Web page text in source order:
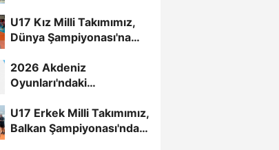
U17 Kız Milli Takımımız,
Dünya Şampiyonası'na
2026 Akdeniz
Oyunları'ndaki
U17 Erkek Milli Takımımız,
Balkan Şampiyonası'nda